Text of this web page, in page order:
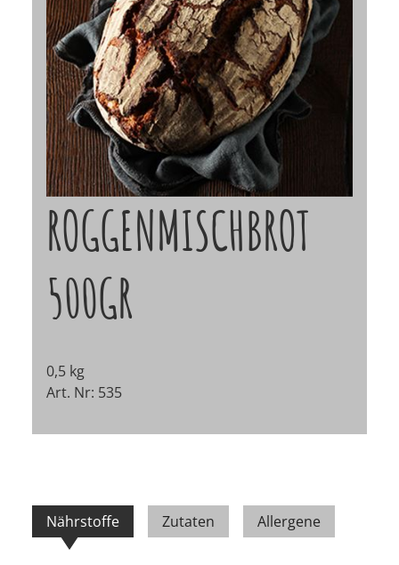
ROGGENMISCHBROT
500GR
0,5 kg
Art. Nr: 535
Nährstoffe Zutaten Allergene